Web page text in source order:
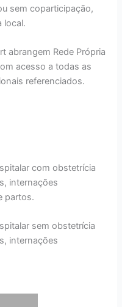
sem coparticipação,
local.
abrangem Rede Própria
acesso a todas as
referenciados.
com obstetrícia
internações
partos.
sem obstetrícia
internações